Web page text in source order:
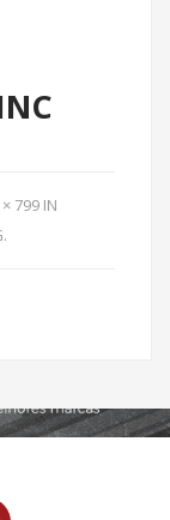
799 IN
.